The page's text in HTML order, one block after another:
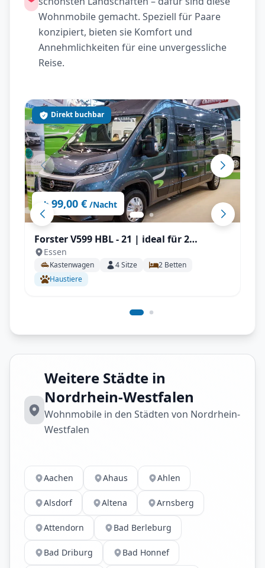
Wohnmobile gemacht. Speziell für Paare
konzipiert, bieten sie Komfort und
Annehmlichkeiten für eine unvergessliche
Reise.
ab 99,00 € /Nacht
Direkt buchbar
Forster V599 HBL - 21 | ideal für 2
Personen, Solar, Einparksensoren, AHK
uvm.
Essen
Kastenwagen 4Sitze 2 Betten
Haustiere
Weitere Städte in
Nordrhein-Westfalen
Wohnmobile in den Städten von Nordrhein-
Westfalen
Aachen Ahaus Ahlen
Alsdorf Altena Arnsberg
Attendorn Bad Berleburg
Bad Driburg Bad Honnef